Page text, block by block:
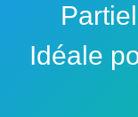
Idéale